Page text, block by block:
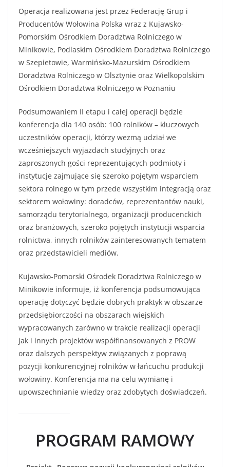
Operacja realizowana jest przez Federację Grup i
Producentów Wołowina Polska wraz z Kujawsko-
Pomorskim Ośrodkiem Doradztwa Rolniczego w
Minikowie, Podlaskim Ośrodkiem Doradztwa Rolniczego
w Szepietowie, Warmińsko-Mazurskim Ośrodkiem
Doradztwa Rolniczego w Olsztynie oraz Wielkopolskim
Ośrodkiem Doradztwa Rolniczego w Poznaniu
Podsumowaniem II etapu i całej operacji będzie
konferencja dla 140 osób: 100 rolników – kluczowych
uczestników operacji, którzy wezmą udział we
wcześniejszych wyjazdach studyjnych oraz
zaproszonych gości reprezentujących podmioty i
instytucje zajmujące się szeroko pojętym wsparciem
sektora rolnego w tym przede wszystkim integracją oraz
sektorem wołowiny: doradców, reprezentantów nauki,
samorządu terytorialnego, organizacji producenckich
oraz branżowych, szeroko pojętych instytucji wsparcia
rolnictwa, innych rolników zainteresowanych tematem
oraz przedstawicieli mediów.
Kujawsko-Pomorski Ośrodek Doradztwa Rolniczego w
Minikowie informuje, iż konferencja podsumowująca
operację dotyczyć będzie dobrych praktyk w obszarze
przedsiębiorczości na obszarach wiejskich
wypracowanych zarówno w trakcie realizacji operacji
jak i innych projektów współfinansowanych z PROW
oraz dalszych perspektyw związanych z poprawą
pozycji konkurencyjnej rolników w łańcuchu produkcji
wołowiny. Konferencja ma na celu wymianę i
upowszechnianie wiedzy oraz zdobytych doświadczeń.
PROGRAM RAMOWY